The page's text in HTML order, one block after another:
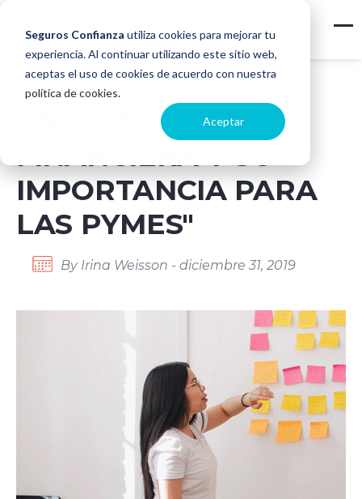
Seguros Confianza utiliza cookies para mejorar tu
experiencia. Al continuar utilizando este sitio web,
aceptas el uso de cookies de acuerdo con nuestra
política de cookies.
Aceptar
"INCLUSIÓN
FINANCIERA Y SU
IMPORTANCIA PARA
LAS PYMES"
By Irina Weisson - diciembre 31, 2019